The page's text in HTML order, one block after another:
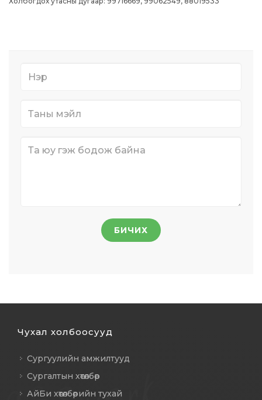
БИЧИХ
Чухал холбоосууд
Сургуулийн амжилтууд
Сургалтын хөтөлбөр
АйБи хөтөлбөрийн тухай